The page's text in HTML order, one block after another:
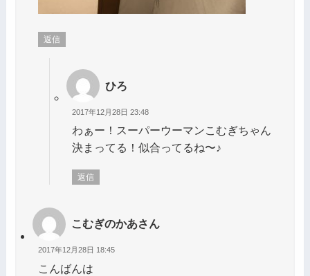
返信
ひろ
2017年12月28日 23:48
わぁー！スーパーウーマンこむぎちゃん
決まってる！似合ってるね〜♪
返信
こむぎのかあさん
2017年12月28日 18:45
こんばんは